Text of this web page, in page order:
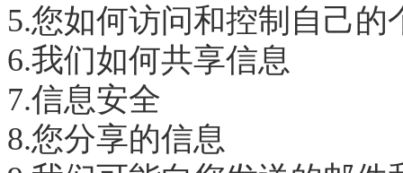
5.您如何访问和控制自己的
6.我们如何共享信息
7.信息安全
8.您分享的信息